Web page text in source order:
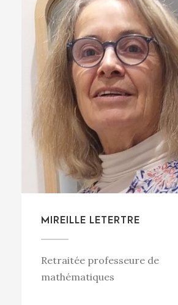
MIREILLE LETERTRE
Retraitée professeure de
mathématiques